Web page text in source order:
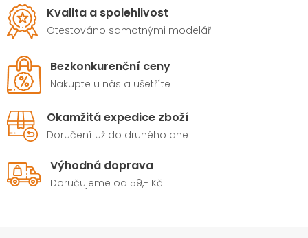
Kvalita a spolehlivost
Otestováno samotnými modeláři
Bezkonkurenční ceny
Nakupte u nás a ušetříte
Okamžitá expedice zboží
Doručení už do druhého dne
Výhodná doprava
Doručujeme od 59,- Kč